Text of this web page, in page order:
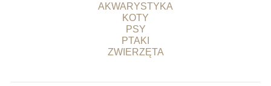
AKWARYSTYKA
KOTY
PSY
PTAKI
ZWIERZĘTA